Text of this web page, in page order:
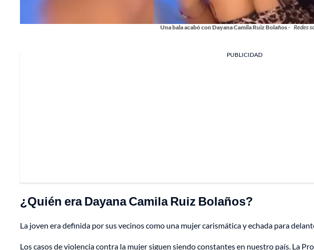
Una bala acabó con Dayana Camila Ruiz Bolaños - Redes
PUBLICIDAD
¿Quién era Dayana Camila Ruiz Bolaños?
La joven era definida por sus vecinos como una mujer carismática y echada para
Los casos de violencia contra la mujer siguen siendo constantes en nuestro país. La